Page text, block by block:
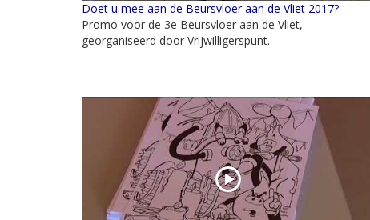
Doet u mee aan de Beursvloer aan de Vliet 2017?
Promo voor de 3e Beursvloer aan de Vliet,
georganiseerd door Vrijwilligerspunt.